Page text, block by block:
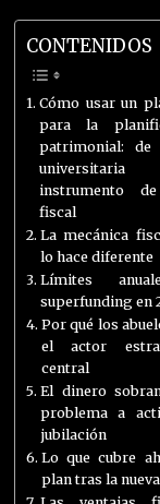
CONTENIDOS
Cómo usar un
para la
patrimonial: de
instrumento
fiscal
La mecánica
lo hace diferente
Límites
superfunding en
Por qué los
el actor
central
El dinero
problema a
jubilación
Lo que cubre
plan tras la